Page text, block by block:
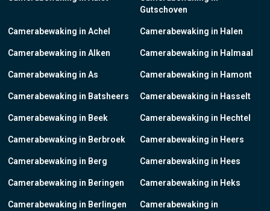
Camerabewaking in Achel
Camerabewaking in Alken
Camerabewaking in As
Camerabewaking in Batsheers
Camerabewaking in Beek
Camerabewaking in Berbroek
Camerabewaking in Berg
Camerabewaking in Beringen
Camerabewaking in Berlingen
Gutschoven
Camerabewaking in Halen
Camerabewaking in Halmaal
Camerabewaking in Hamont
Camerabewaking in Hasselt
Camerabewaking in Hechtel
Camerabewaking in Heers
Camerabewaking in Hees
Camerabewaking in Heks
Camerabewaking in